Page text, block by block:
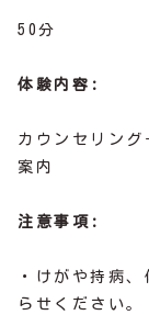
50分
体験内容:
カウンセリン
案内
注意事項:
・けがや持病
らせください。